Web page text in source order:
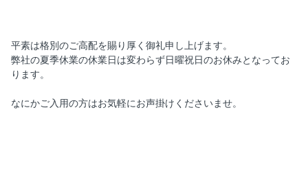
平素は格別のご高配を賜り厚く御礼申し上げます。
弊社の夏季休業の休業日は変わらず日曜祝日のお休みとなってお
ります。
なにかご入用の方はお気軽にお声掛けくださいませ。